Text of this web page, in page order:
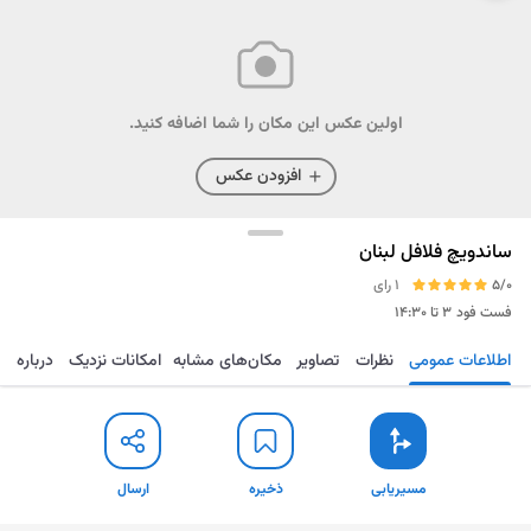
اولین عکس این مکان را شما اضافه کنید.
افزودن عکس
ساندویچ فلافل لبنان
5/0
1 رای
فست فود ۳ تا ۱۴:۳۰
مسیریابی ذخیره ارسال اطلاعات عمومی نظرات تصاویر مکان‌های مشابه امکانات نزدیک درباره
مسیریابی ذخیره ارسال